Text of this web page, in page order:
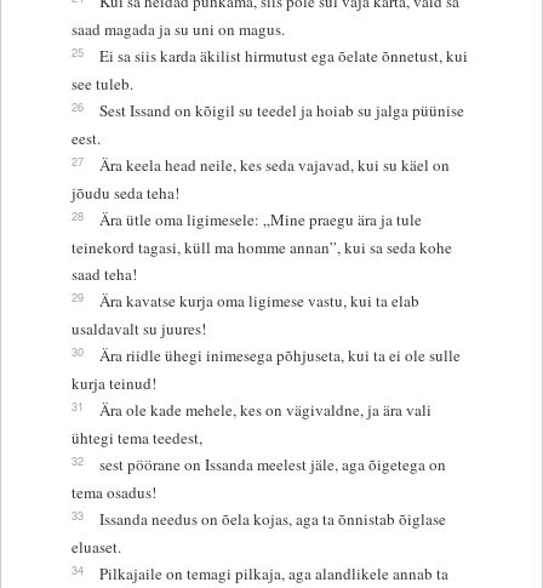
saad magada ja su uni on magus.
25
Ei sa siis karda äkilist hirmutust ega õelate õnnetust, kui
see tuleb.
26
Sest Issand on kõigil su teedel ja hoiab su jalga püünise
eest.
27
Ära keela head neile, kes seda vajavad, kui su käel on
jõudu seda teha!
28
Ära ütle oma ligimesele: „Mine praegu ära ja tule
teinekord tagasi, küll ma homme annan”, kui sa seda kohe
saad teha!
29
Ära kavatse kurja oma ligimese vastu, kui ta elab
usaldavalt su juures!
30
Ära riidle ühegi inimesega põhjuseta, kui ta ei ole sulle
kurja teinud!
31
Ära ole kade mehele, kes on vägivaldne, ja ära vali
ühtegi tema teedest,
32
sest pöörane on Issanda meelest jäle, aga õigetega on
tema osadus!
33
Issanda needus on õela kojas, aga ta õnnistab õiglase
eluaset.
34
Pilkajaile on temagi pilkaja, aga alandlikele annab ta